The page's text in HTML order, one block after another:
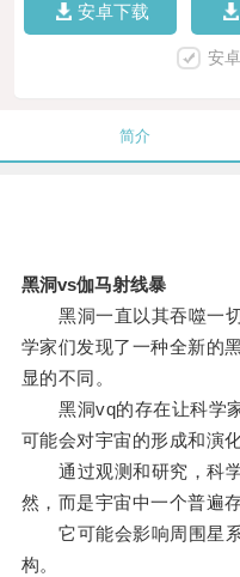
安卓下载
安
简介
黑洞vs伽马射线暴
黑洞一直以其吞噬一切
学家们发现了一种全新的
显的不同。
黑洞vq的存在让科学家
可能会对宇宙的形成和演
通过观测和研究，科学
然，而是宇宙中一个普遍
它可能会影响周围星系
构。